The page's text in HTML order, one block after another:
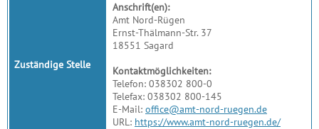
Zuständige Stelle
Anschrift(en):
Amt Nord-Rügen
Ernst-Thälmann-Str. 37
18551 Sagard
Kontaktmöglichkeiten:
Telefon: 038302 800-0
Telefax: 038302 800-145
E-Mail: office@amt-nord-ruegen.de
URL: https://www.amt-nord-ruegen.de/